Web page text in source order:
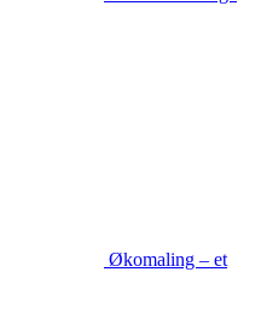
Økomaling – et